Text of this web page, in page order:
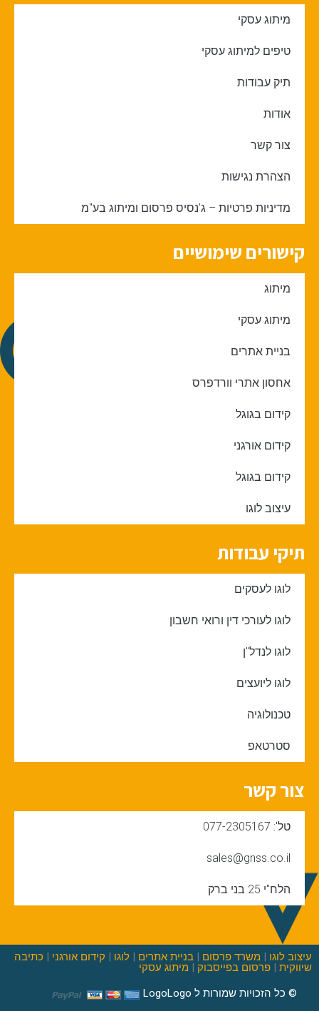
מיתוג עסקי
טיפים למיתוג עסקי
תיק עבודות
אודות
צור קשר
הצהרת נגישות
מדיניות פרטיות – ג'נסיס פרסום ומיתוג בע"מ
קישורים שימושיים
מיתוג
מיתוג עסקי
בניית אתרים
אחסון אתרי וורדפרס
קידום בגוגל
קידום אורגני
קידום בגוגל
עיצוב לוגו
תיקי עבודות
לוגו לעסקים
לוגו לעורכי דין ורואי חשבון
לוגו לנדל"ן
לוגו ליועצים
טכנולוגיה
סטרטאפ
צור קשר
טל': 077-2305167
sales@gnss.co.il
הלח"י 25 בני ברק
עיצוב לוגו |משרד פרסום |בניית אתרים |לוגו | קידום אורגני | כתיבה
שיווקית |פרסום בפייסבוק |מיתוג עסקי
© כל הזכויות שמורות ל LogoLogo